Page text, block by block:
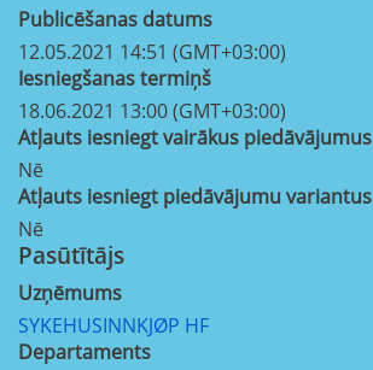
Publicēšanas datums
12.05.2021 14:51 (GMT+03:00)
Iesniegšanas termiņš
18.06.2021 13:00 (GMT+03:00)
Atļauts iesniegt vairākus piedāvājumus
Nē
Atļauts iesniegt piedāvājumu variantus
Nē
Pasūtītājs
Uzņēmums
SYKEHUSINNKJØP HF
Departaments